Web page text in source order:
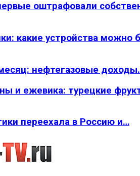
оштрафовали
какие устройства можно
нефтегазовые
и ежевика: турецкие
переехала в Россию и…